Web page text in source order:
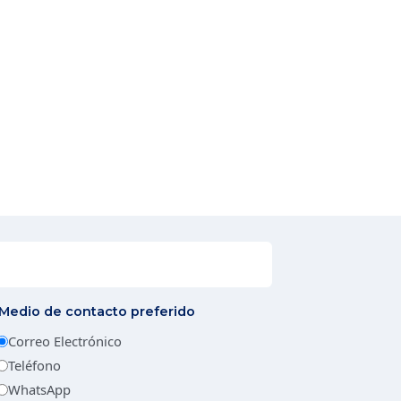
Medio de contacto preferido
Correo Electrónico
Teléfono
WhatsApp